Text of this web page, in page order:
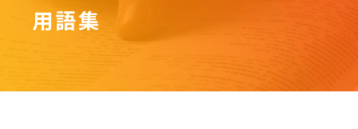
用語集